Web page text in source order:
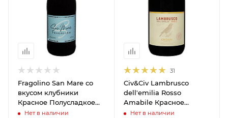
Fragolino San Mare со
вкусом клубники
Красное Полусладкое
0.75 л
Нет в наличии
31
Civ&Civ Lambrusco
dell'emilia Rosso
Amabile Красное
Полусладкое 1.5 л
Нет в наличии